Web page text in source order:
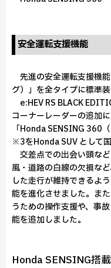
安全運転支援機能
先進の安全運転支援機
グ）」を全タイプに標準装
e:HEV RS BLACK
コーナーレーダーの追加
「Honda SENSING 360
※3をHonda SUV として
交差点での出会い頭な
風・道路の白線の欠損な
した走行が維持できるよ
能を進化させました。ま
うための操作支援や、事
能を追加しました。
Honda SENSING搭